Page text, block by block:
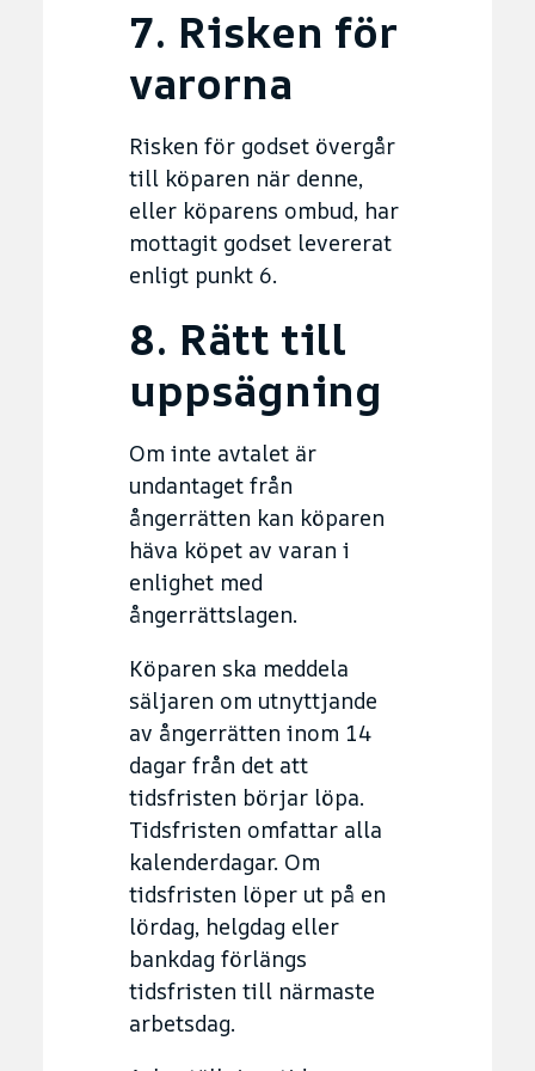
7. Risken för
varorna
Risken för godset övergår
till köparen när denne,
eller köparens ombud, har
mottagit godset levererat
enligt punkt 6.
8. Rätt till
uppsägning
Om inte avtalet är
undantaget från
ångerrätten kan köparen
häva köpet av varan i
enlighet med
ångerrättslagen.
Köparen ska meddela
säljaren om utnyttjande
av ångerrätten inom 14
dagar från det att
tidsfristen börjar löpa.
Tidsfristen omfattar alla
kalenderdagar. Om
tidsfristen löper ut på en
lördag, helgdag eller
bankdag förlängs
tidsfristen till närmaste
arbetsdag.